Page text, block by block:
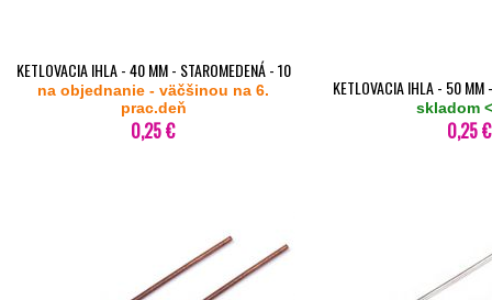
KETLOVACIA IHLA - 40 MM - STAROMEDENÁ - 10
KS
na objednanie - väčšinou na 6.
prac.deň
0,25 €
KETLOVACIA IHLA - 50 MM
KS
skladom
0,25 €